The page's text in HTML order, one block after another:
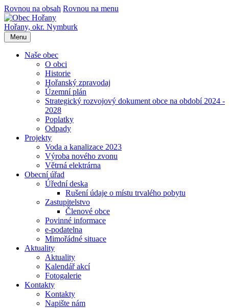
Rovnou na obsah Rovnou na menu
Hořany, okr. Nymburk
Menu
Naše obec
O obci
Historie
Hořanský zpravodaj
Územní plán
Strategický rozvojový dokument obce na období 2024 -
2028
Poplatky
Odpady
Projekty
Voda a kanalizace 2023
Výroba nového zvonu
Větrná elektrárna
Obecní úřad
Úřední deska
Rušení údaje o místu trvalého pobytu
Zastupitelstvo
Členové obce
Povinné informace
e-podatelna
Mimořádné situace
Aktuality
Aktuality
Kalendář akcí
Fotogalerie
Kontakty
Kontakty
Napište nám